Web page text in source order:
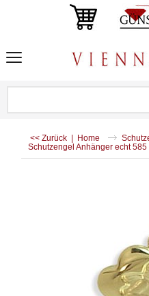
<< Zurück | Home
Schutzengel Anhänger echt